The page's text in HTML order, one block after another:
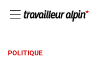
POLITIQUE